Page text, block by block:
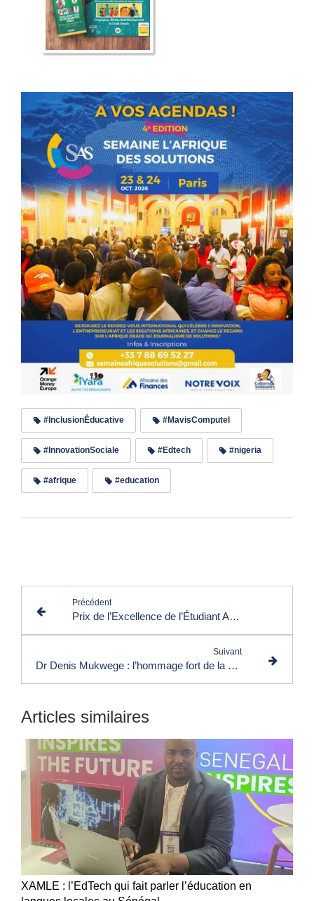
#InclusionÉducative #MavisComputel
#InnovationSociale #Edtech #nigeria
#afrique #education
Précédent
Prix de l’Excellence de l’Étudiant Africain : révéler les talents invisibles pour transformer l’avenir
Suivant
Dr Denis Mukwege : l’hommage fort de la Martinique à un Prix Nobel de la paix
Articles similaires
XAMLE : l’EdTech qui fait parler l’éducation en